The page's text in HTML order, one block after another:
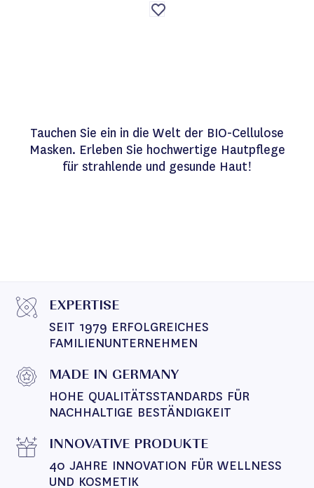
Auf
die
Tauchen Sie ein in die Welt der BIO-Cellulose
Masken. Erleben Sie hochwertige Hautpflege
für strahlende und gesunde Haut!
EXPERTISE
SEIT 1979 ERFOLGREICHES
FAMILIENUNTERNEHMEN
MADE IN GERMANY
HOHE QUALITÄTSSTANDARDS FÜR
NACHHALTIGE BESTÄNDIGKEIT
INNOVATIVE PRODUKTE
40 JAHRE INNOVATION FÜR WELLNESS
UND KOSMETIK